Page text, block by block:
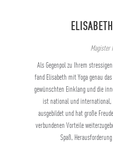
Magister
Als Gegenpol zu Ihrem
fand Elisabeth mit Yoga genau
gewünschten Einklang und die
ist national und international,
ausgebildet und hat große
verbundenen Vorteile
Spaß,